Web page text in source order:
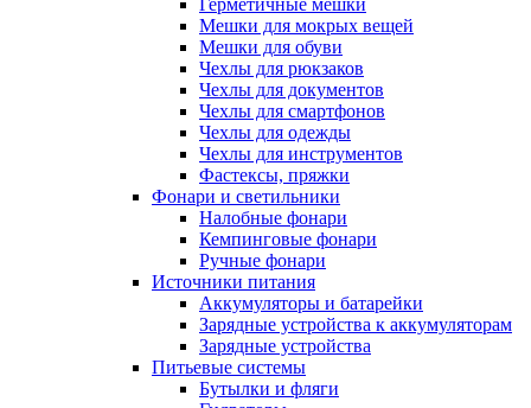
Герметичные мешки
Мешки для мокрых вещей
Мешки для обуви
Чехлы для рюкзаков
Чехлы для документов
Чехлы для смартфонов
Чехлы для одежды
Чехлы для инструментов
Фастексы, пряжки
Фонари и светильники
Налобные фонари
Кемпинговые фонари
Ручные фонари
Источники питания
Аккумуляторы и батарейки
Зарядные устройства к аккумуляторам
Зарядные устройства
Питьевые системы
Бутылки и фляги